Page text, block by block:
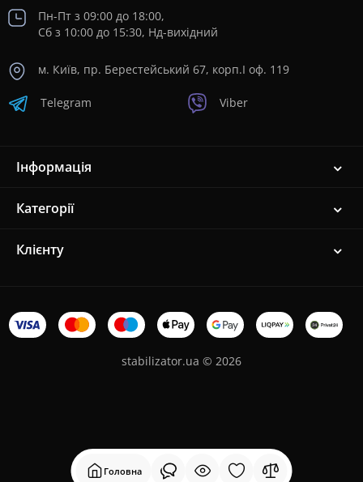
Головна
Пн-Пт з 09:00 до 18:00,
Сб з 10:00 до 15:30, Нд-вихідний
м. Київ, пр. Берестейський 67, корп.I оф. 119
Telegram Viber
Інформація
Категорії
Клієнту
stabilizator.ua © 2026